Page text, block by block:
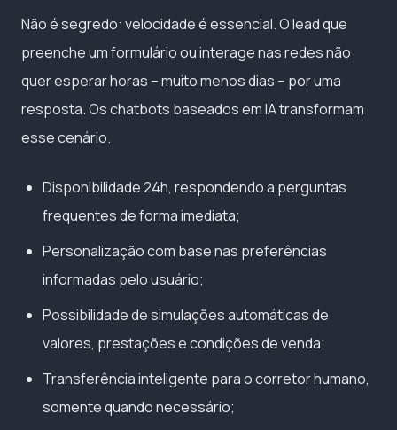
Não é segredo: velocidade é essencial. O lead que
preenche um formulário ou interage nas redes não
quer esperar horas – muito menos dias – por uma
resposta. Os chatbots baseados em IA transformam
esse cenário.
Disponibilidade 24h, respondendo a perguntas
frequentes de forma imediata;
Personalização com base nas preferências
informadas pelo usuário;
Possibilidade de simulações automáticas de
valores, prestações e condições de venda;
Transferência inteligente para o corretor humano,
somente quando necessário;